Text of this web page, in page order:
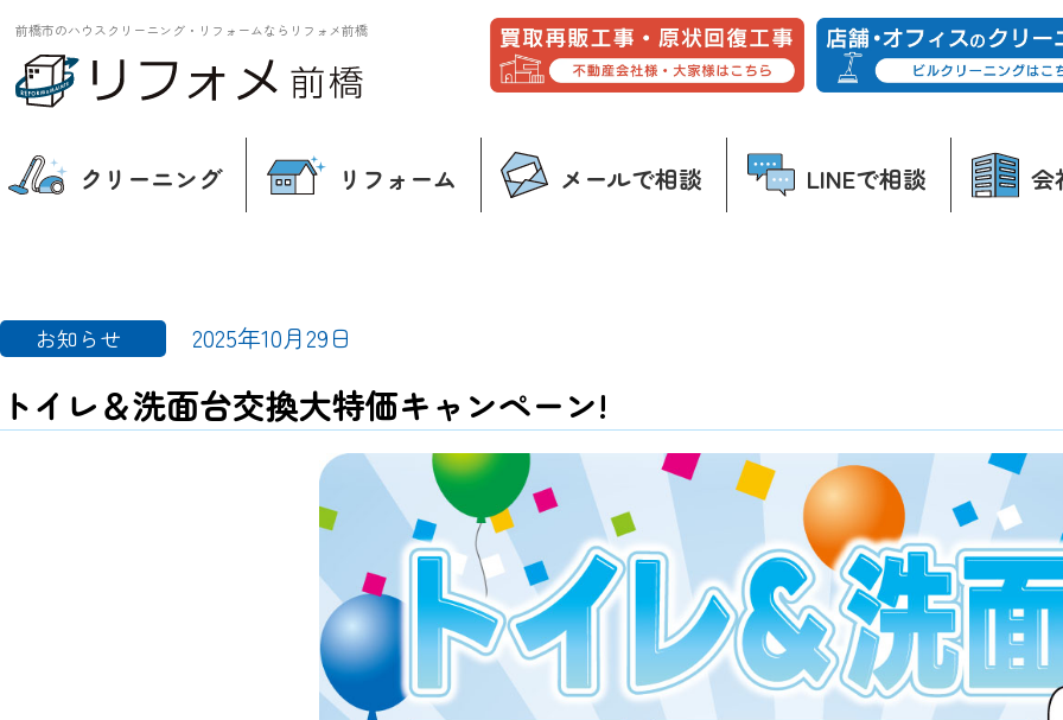
前橋市のハウスクリーニング・リフォームならリフォメ前橋
クリーニング リフォーム メールで相談 LINEで相談 会
お知らせ 2025年10月29日
トイレ＆洗面台交換大特価キャンペーン!